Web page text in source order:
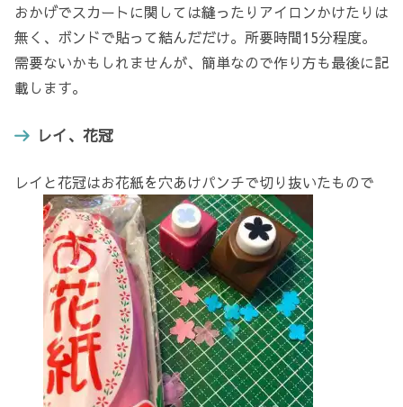
おかげでスカートに関しては縫ったりアイロンかけたりは
無く、ボンドで貼って結んだだけ。所要時間15分程度。
需要ないかもしれませんが、簡単なので作り方も最後に記
載します。
レイ、花冠
レイと花冠はお花紙を穴あけパンチで切り抜いたもので